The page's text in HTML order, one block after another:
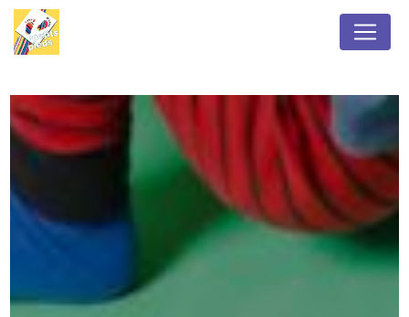
Panneau de gestion des cookies